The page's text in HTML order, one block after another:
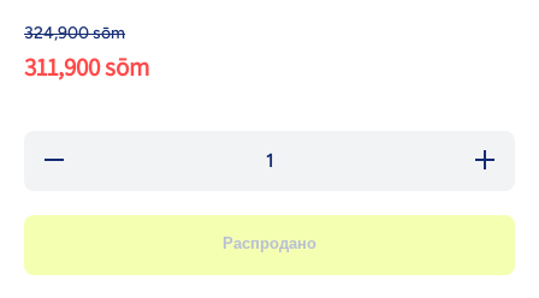
324,900 sōm
311,900 sōm
Уменьшить
6-11
Распродано